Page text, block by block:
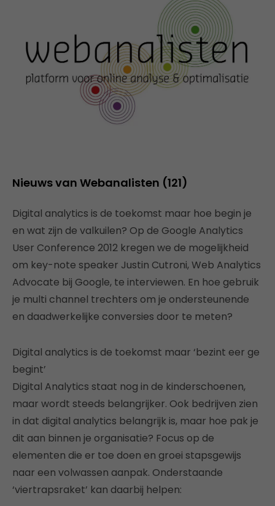
Nieuws van Webanalisten (121)
Digital analytics is de toekomst maar hoe begin je
en wat zijn de valkuilen? Op de Google Analytics
User Conference 2012 kregen we de mogelijkheid
om key-note speaker Justin Cutroni, Web Analytics
Advocate bij Google, te interviewen. En hoe gebruik
je multi channel trechters om je ondersteunende
en daadwerkelijke conversies door te meten?
Digital analytics is de toekomst maar ‘bezint eer ge
begint’
Digital Analytics staat nog in de kinderschoenen,
maar wordt steeds belangrijker. Ook bedrijven zien
in dat digital analytics belangrijk is, maar hoe pak je
dit aan binnen je organisatie? Focus op de
elementen die er toe doen en groei stapsgewijs
naar een volwassen aanpak. Onderstaande
‘viertrapsraket’ kan daarbij helpen: